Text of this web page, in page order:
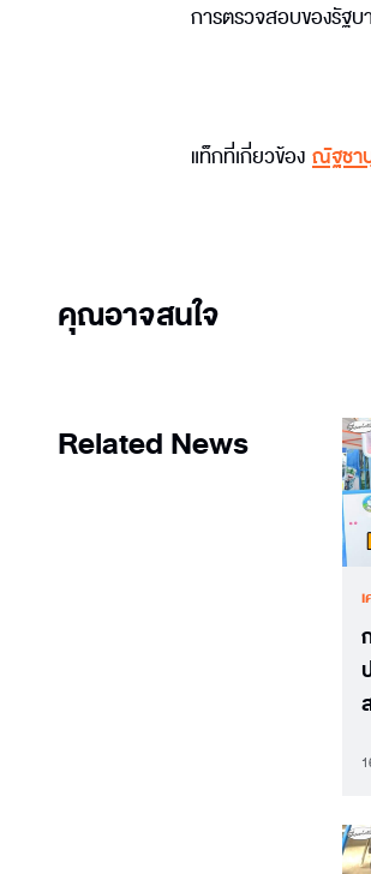
การตรวจสอบของรัฐบ
แท็กที่เกี่ยวข้อง ณัฐชา
คุณอาจสนใจ
Related News